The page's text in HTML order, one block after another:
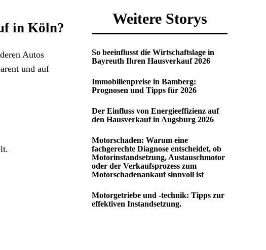
in Köln?
Autos
und auf
Weitere Storys
So beeinflusst die Wirtschaftslage in
Bayreuth Ihren Hausverkauf 2026
Immobilienpreise in Bamberg:
Prognosen und Tipps für 2026
Der Einfluss von Energieeffizienz auf
den Hausverkauf in Augsburg 2026
Motorschaden: Warum eine
fachgerechte Diagnose entscheidet, ob
Motorinstandsetzung, Austauschmotor
oder der Verkaufsprozess zum
Motorschadenankauf sinnvoll ist
Motorgetriebe und -technik: Tipps zur
effektiven Instandsetzung.